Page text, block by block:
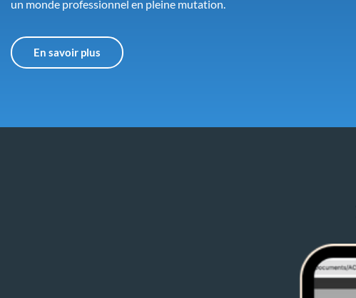
un monde professionnel en pleine mutation.
En savoir plus